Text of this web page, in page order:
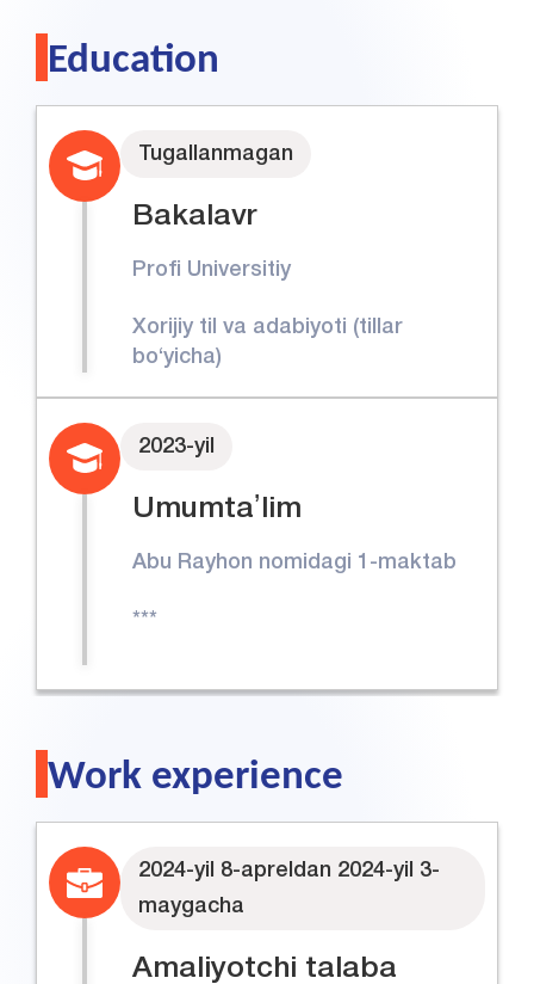
Education
Tugallanmagan
Bakalavr
Profi Universitiy
Xorijiy til va adabiyoti (tillar
bo‘yicha)
2023-yil
Umumtaʼlim
Abu Rayhon nomidagi 1-maktab
***
Work experience
2024-yil 8-apreldan 2024-yil 3-
maygacha
Amaliyotchi talaba